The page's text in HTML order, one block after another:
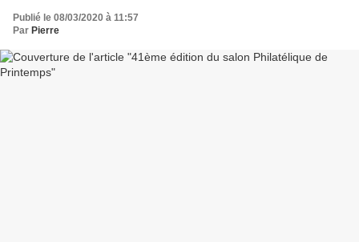
Publié le 08/03/2020 à 11:57
Par Pierre